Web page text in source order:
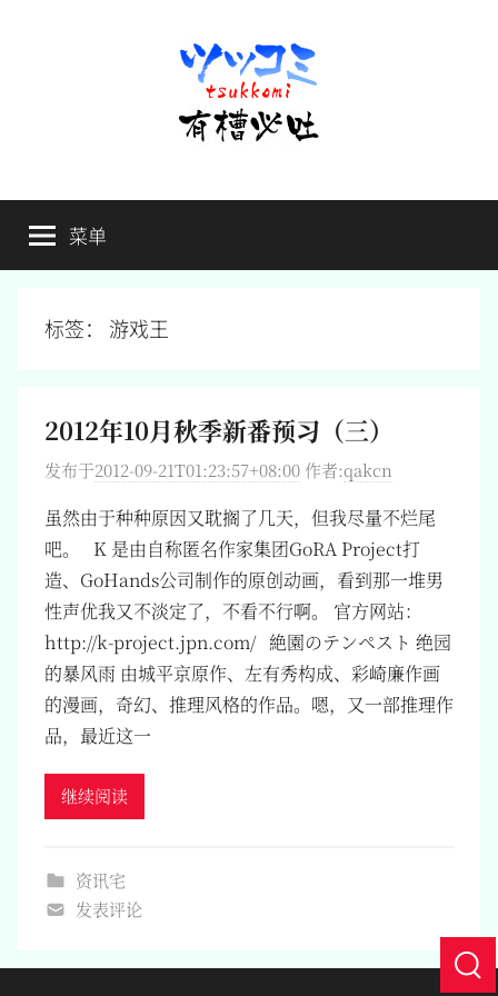
有
槽
必
槽，
毋
菜单
标签： 游戏王
2012年10月秋季新番预习（三）
发布于2012-09-21T01:23:57+08:00 作者:qakcn
虽然由于种种原因又耽搁了几天，但我尽量不烂尾
吧。 K 是由自称匿名作家集团GoRA Project打
造、GoHands公司制作的原创动画，看到那一堆男
性声优我又不淡定了，不看不行啊。 官方网站：
http://k-project.jpn.com/ 絶園のテンペスト 绝园
的暴风雨 由城平京原作、左有秀构成、彩崎廉作画
的漫画，奇幻、推理风格的作品。嗯，又一部推理作
品，最近这一
继续阅读
资讯宅
发表评论